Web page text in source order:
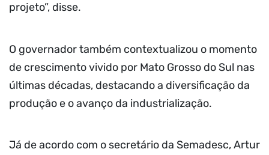
projeto”, disse.
O governador também contextualizou o momento
de crescimento vivido por Mato Grosso do Sul nas
últimas décadas, destacando a diversificação da
produção e o avanço da industrialização.
Já de acordo com o secretário da Semadesc, Artur